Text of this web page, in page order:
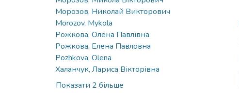
Морозов, Николай Викторович
Morozov, Mykola
Рожкова, Олена Павлівна
Рожкова, Елена Павловна
Pozhkova, Olena
Халанчук, Лариса Вікторівна
Показати 2 більше